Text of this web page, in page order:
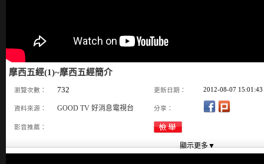
摩西五經(1)~摩西五經簡介
瀏覽次數： 732 更新日期： 2012-08-07 15:01:43
資料來源： GOOD TV 好消息電視台 分享：
影音推薦：